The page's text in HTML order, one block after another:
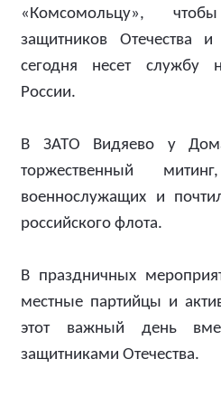
«Комсомольцу»,
защитников Отечества
сегодня несет службу
России.
В ЗАТО Видяево у
торжественный
военнослужащих и
российского флота.
В праздничных
местные партийцы и
этот важный день
защитниками Отечества.